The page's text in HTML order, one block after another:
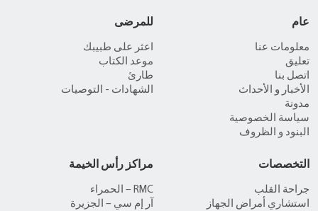
عام
معلومات عنا
تعليق
اتصل بنا
الأخبار و الأحداث
مدونة
سياسة الخصوصية
البنود و الظروف
للمرضى
اعثر على طبيبك
موعد الكتاب
طارئ
الشهادات - التوصيات
التخصصات
جراحة القلب
استشاري أمراض الجهاز
مراكز رأس الخيمة
RMC – الحمراء
آر إم سي – الجزيرة